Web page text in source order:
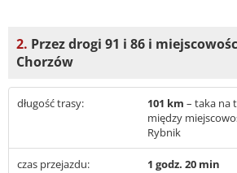
2. Przez drogi 91 i 86 i
Chorzów
długość trasy: 101 km – taka na
między
Rybnik
czas przejazdu: 1 godz. 20 min